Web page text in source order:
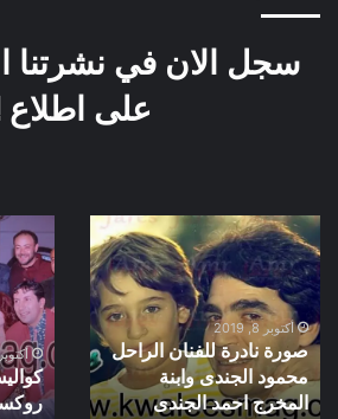
سجل الان في نشرتنا
على اطلاع
صورة
نادرة
للفنان
الراحل
محمود
الجندى
وابنة
المخرج
أكتوبر 8, 2019
صورة نادرة للفنان الراحل
محمود الجندى وابنة
المخرج احمد الجندى
كواليس
فيلم
اشيك
واد
فى
روكسى
سنة
1999
أكتوبر 14,
روكسى